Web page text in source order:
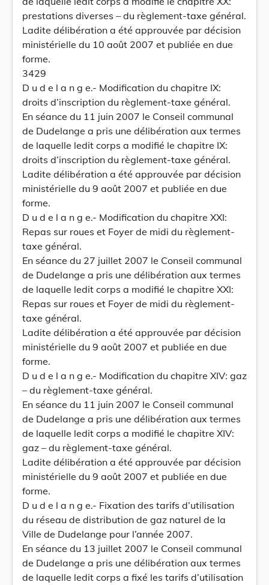
prestations diverses – du règlement-taxe général.
Ladite délibération a été approuvée par décision
ministérielle du 10 août 2007 et publiée en due
forme.
3429
D u d e l a n g e.- Modification du chapitre IX:
droits d’inscription du règlement-taxe général.
En séance du 11 juin 2007 le Conseil communal
de Dudelange a pris une délibération aux termes
de laquelle ledit corps a modifié le chapitre IX:
droits d’inscription du règlement-taxe général.
Ladite délibération a été approuvée par décision
ministérielle du 9 août 2007 et publiée en due
forme.
D u d e l a n g e.- Modification du chapitre XXI:
Repas sur roues et Foyer de midi du règlement-
taxe général.
En séance du 27 juillet 2007 le Conseil communal
de Dudelange a pris une délibération aux termes
de laquelle ledit corps a modifié le chapitre XXI:
Repas sur roues et Foyer de midi du règlement-
taxe général.
Ladite délibération a été approuvée par décision
ministérielle du 9 août 2007 et publiée en due
forme.
D u d e l a n g e.- Modification du chapitre XIV: gaz
– du règlement-taxe général.
En séance du 11 juin 2007 le Conseil communal
de Dudelange a pris une délibération aux termes
de laquelle ledit corps a modifié le chapitre XIV:
gaz – du règlement-taxe général.
Ladite délibération a été approuvée par décision
ministérielle du 9 août 2007 et publiée en due
forme.
D u d e l a n g e.- Fixation des tarifs d’utilisation
du réseau de distribution de gaz naturel de la
Ville de Dudelange pour l’année 2007.
En séance du 13 juillet 2007 le Conseil communal
de Dudelange a pris une délibération aux termes
de laquelle ledit corps a fixé les tarifs d’utilisation